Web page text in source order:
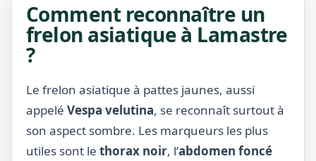
Comment reconnaître un
frelon asiatique à Lamastre
?
Le frelon asiatique à pattes jaunes, aussi
appelé Vespa velutina, se reconnaît surtout à
son aspect sombre. Les marqueurs les plus
utiles sont le thorax noir, l’abdomen foncé